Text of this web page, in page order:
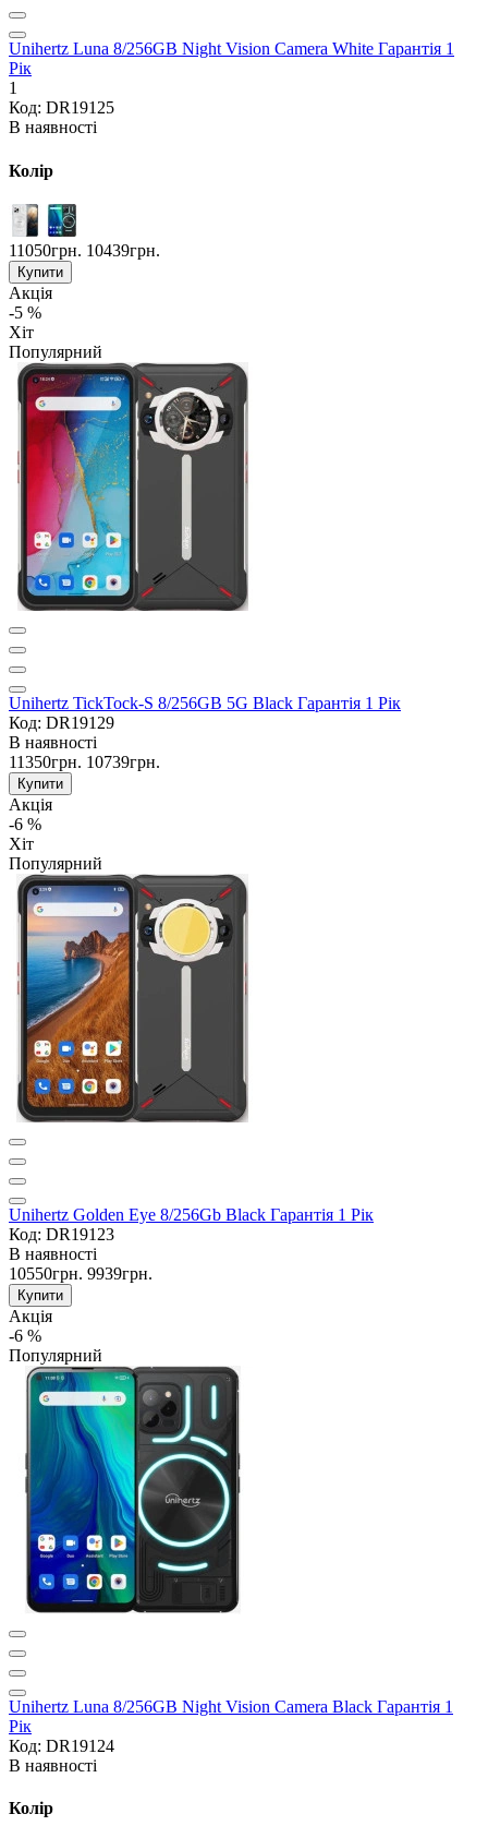
Unihertz Luna 8/256GB Night Vision Camera White Гарантія 1
Рік
1
Код: DR19125
В наявності
Колір
11050грн. 10439грн.
Купити
Акція
-5 %
Хіт
Популярний
Unihertz TickTock-S 8/256GB 5G Black Гарантія 1 Рік
Код: DR19129
В наявності
11350грн. 10739грн.
Купити
Акція
-6 %
Хіт
Популярний
Unihertz Golden Eye 8/256Gb Black Гарантія 1 Рік
Код: DR19123
В наявності
10550грн. 9939грн.
Купити
Акція
-6 %
Популярний
Unihertz Luna 8/256GB Night Vision Camera Black Гарантія 1
Рік
Код: DR19124
В наявності
Колір